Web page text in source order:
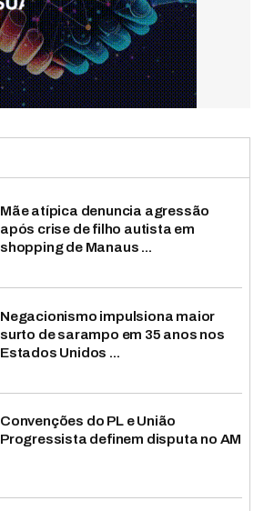
Mãe atípica denuncia agressão
após crise de filho autista em
shopping de Manaus ...
Negacionismo impulsiona maior
surto de sarampo em 35 anos nos
Estados Unidos ...
Convenções do PL e União
Progressista definem disputa no AM